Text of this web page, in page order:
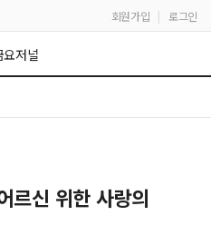
회원가입 | 로그인
르신 위한 사랑의